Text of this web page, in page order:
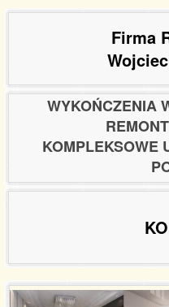
Firma
WYKOŃCZENIA
KOMPLEKSOWE